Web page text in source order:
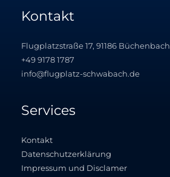
Kontakt
Flugplatzstraße 17, 91186 Büchenbach
+49 9178 1787
info@flugplatz-schwabach.de
Services
Kontakt
Datenschutzerklärung
Impressum und Disclamer